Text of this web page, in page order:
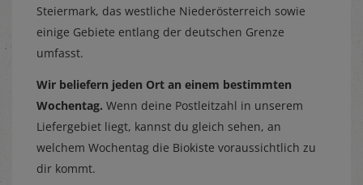
Steiermark, das westliche Niederösterreich sowie
einige Gebiete entlang der deutschen Grenze
umfasst.
Wir beliefern jeden Ort an einem bestimmten
Wochentag. Wenn deine Postleitzahl in unserem
Liefergebiet liegt, kannst du gleich sehen, an
welchem Wochentag die Biokiste voraussichtlich zu
dir kommt.